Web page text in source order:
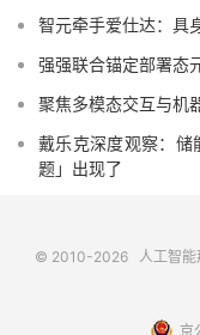
智元牵手爱仕达：具
强强联合锚定部署态
聚焦多模态交互与机
戴乐克深度观察：储
题」出现了
© 2010-2026 人工智
京